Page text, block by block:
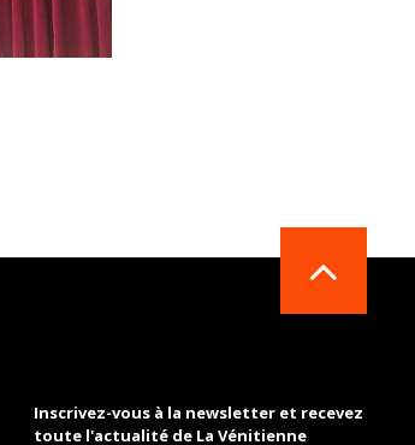
Inscrivez-vous à la newsletter et recevez
toute l'actualité de La Vénitienne